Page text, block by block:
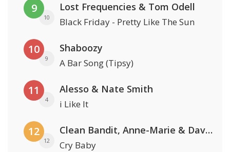
9
10
Lost Frequencies & Tom Odell
Black Friday - Pretty Like The Sun
10
9
Shaboozy
A Bar Song (Tipsy)
11
4
Alesso & Nate Smith
i Like It
12
12
Clean Bandit, Anne-Marie & David Guetta
Cry Baby